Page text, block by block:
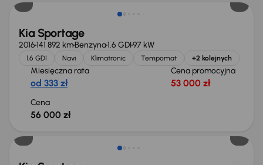
Kia Sportage
2016141 892 kmBenzyna1.6 GDI97 kW
1.6 GDI Navi Klimatronic Tempomat +2 kolejnych
Miesięczna rata
od 333 zł
Cena promocyjna
53 000 zł
Cena
56 000 zł